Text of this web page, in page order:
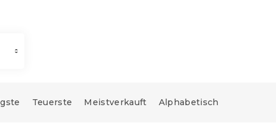
Teuerste Meistverkauft Alphabetisch